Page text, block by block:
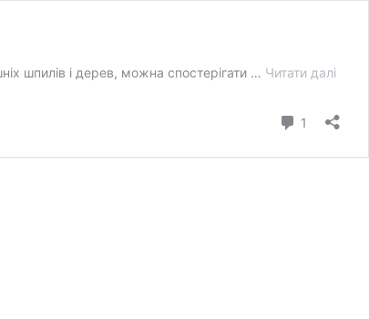
шпилів і дерев, можна спостерігати … Читати далі
1 коментар